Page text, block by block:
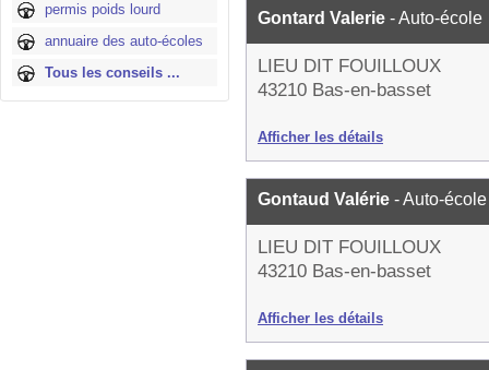
permis poids lourd
annuaire des auto-écoles
Tous les conseils ...
Gontard Valerie - Auto-école
LIEU DIT FOUILLOUX
43210 Bas-en-basset
Afficher les détails
Gontaud Valérie - Auto-école
LIEU DIT FOUILLOUX
43210 Bas-en-basset
Afficher les détails